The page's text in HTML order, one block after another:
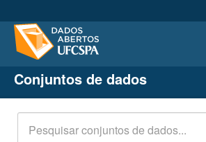
Conjuntos de dados
Organizações
Grupos
Conjuntos de dados